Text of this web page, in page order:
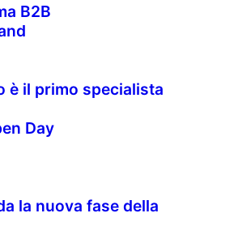
B2B
è il primo specialista
Day
la nuova fase della